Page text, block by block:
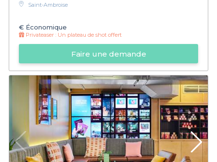
Saint-Ambroise
€ Économique
Privateaser : Un plateau de shot offert
Faire une demande